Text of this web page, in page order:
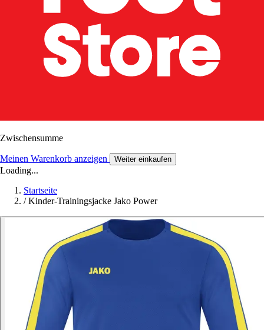
Zwischensumme
Meinen Warenkorb anzeigen Weiter einkaufen
Loading...
Startseite
/ Kinder-Trainingsjacke Jako Power